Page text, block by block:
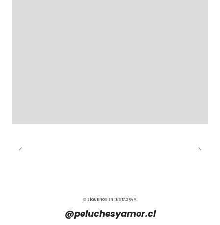
SÍGUENOS EN INSTAGRAM
@peluchesyamor.cl